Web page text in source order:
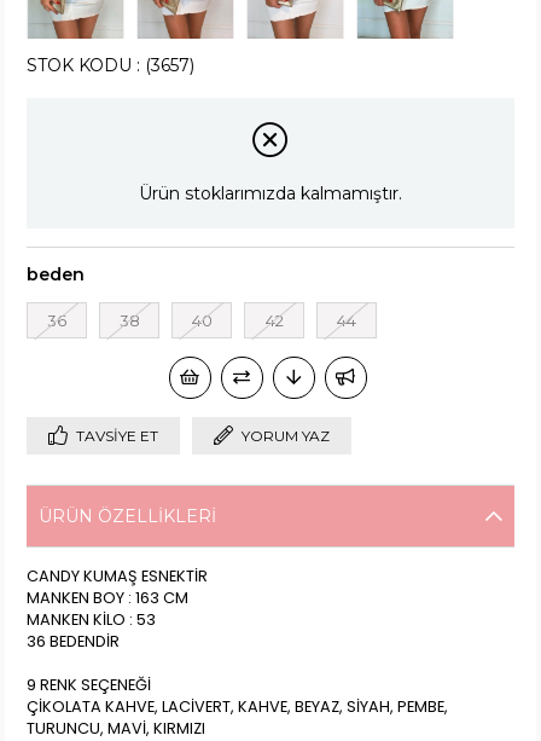
STOK KODU (3657)
Ürün stoklarımızda kalmamıştır.
beden
36 38 40 42 44
TAVSIYE ET YORUM YAZ
ÜRÜN ÖZELLIKLERI
CANDY KUMAŞ ESNEKTİR
MANKEN BOY : 163 CM
MANKEN KİLO : 53
36 BEDENDİR
9 RENK SEÇENEĞİ
ÇİKOLATA KAHVE, LACİVERT, KAHVE, BEYAZ, SİYAH, PEMBE,
TURUNCU, MAVİ, KIRMIZI